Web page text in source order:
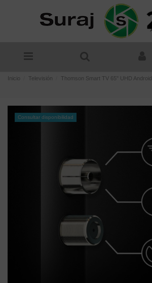
Inicio Televisión Thomson Smart TV 65" UHD Android
Consultar disponibilidad